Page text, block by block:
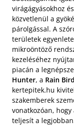
virágágyásokhoz
közvetlenül a
párolgással. A
területek
mikroöntöző
kezeléséhez
piacán a
Hunter, a Rain Bird
kertepitek.hu
szakemberek
vonatkozóan,
teljesít a